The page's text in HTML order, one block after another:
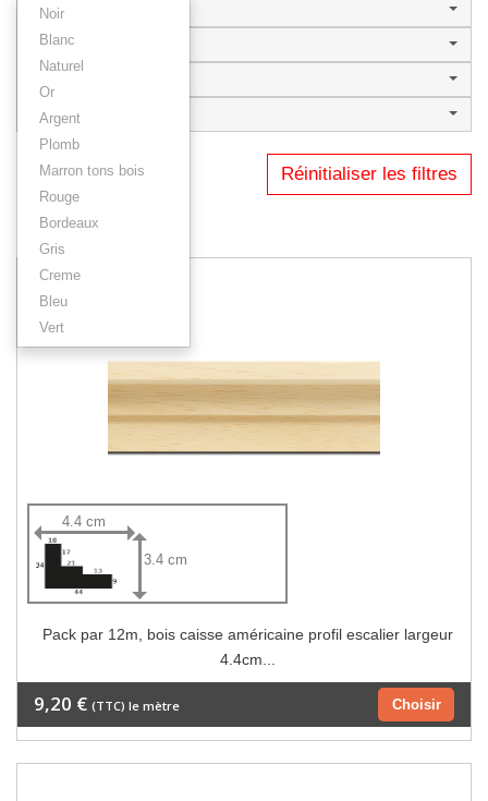
Noir
Blanc
Naturel
Or
Argent
Plomb
Marron tons bois
Rouge
Bordeaux
Gris
Creme
Bleu
Vert
Largeur de baguette
Style
Type
Réinitialiser les filtres
4.4 cm
3.4 cm
Pack par 12m, bois caisse américaine profil escalier largeur
4.4cm...
Choisir
9,20 € (TTC) le mètre